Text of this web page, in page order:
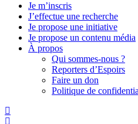
Je m’inscris
J’effectue une recherche
Je propose une initiative
Je propose un contenu média
À propos
Qui sommes-nous ?
Reporters d’Espoirs
Faire un don
Politique de